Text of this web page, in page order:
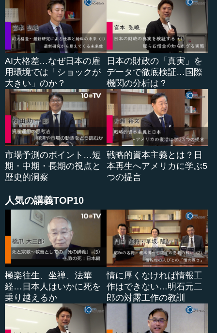
AI大格差…なぜ日本の雇
用環境では「ショックが
大きい」のか？
日本の財政の「真実」を
データで徹底検証…国際
機関の分析は？
市場予測のポイント…短
期・中期・長期の視点と
歴史的洞察
戦略的資本主義とは？日
本再生へアメリカに学ぶ5
つの提言
人気の講義TOP10
極楽往生、坐禅、法華
経…日本人はいかに死を
乗り越えるか
情に厚くなければ情報工
作はできない…明石元二
郎の対露工作の教訓